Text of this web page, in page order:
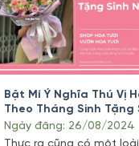
nhất để gửi trao yêu
đến người thân yêu. Cùng
Shop hoa tươi
vuonhoatuoi.vn Điểm [...]
Bật Mí Ý Nghĩa Thú Vị
Theo Tháng Sinh Tặng
Nhật
Ngày đăng: 26/08/2024